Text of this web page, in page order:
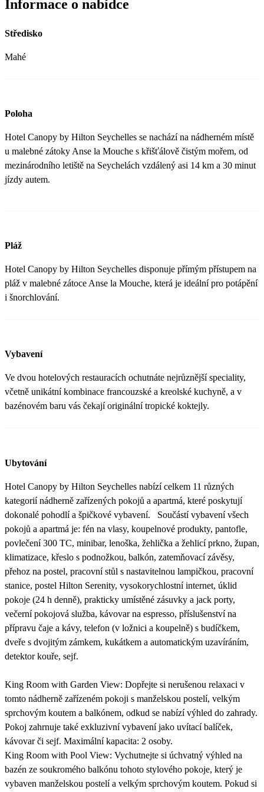
Informace o nabídce
Středisko
Mahé
Poloha
Hotel Canopy by Hilton Seychelles se nachází na nádherném místě
u malebné zátoky Anse la Mouche s křišťálově čistým mořem, od
mezinárodního letiště na Seychelách vzdálený asi 14 km a 30 minut
jízdy autem.
Pláž
Hotel Canopy by Hilton Seychelles disponuje přímým přístupem na
pláž v malebné zátoce Anse la Mouche, která je ideální pro potápění
i šnorchlování.
Vybavení
Ve dvou hotelových restauracích ochutnáte nejrůznější speciality,
včetně unikátní kombinace francouzské a kreolské kuchyně, a v
bazénovém baru vás čekají originální tropické koktejly.
Ubytování
Hotel Canopy by Hilton Seychelles nabízí celkem 11 různých
kategorií nádherně zařízených pokojů a apartmá, které poskytují
dokonalé pohodlí a špičkové vybavení. Součástí vybavení všech
pokojů a apartmá je: fén na vlasy, koupelnové produkty, pantofle,
povlečení 300 TC, minibar, lenoška, žehlička a žehlicí prkno, župan,
klimatizace, křeslo s podnožkou, balkón, zatemňovací závěsy,
přehoz na postel, pracovní stůl s nastavitelnou lampičkou, pracovní
stanice, postel Hilton Serenity, vysokorychlostní internet, úklid
pokoje (24 h denně), prakticky umístěné zásuvky a jack porty,
večerní pokojová služba, kávovar na espresso, příslušenství na
přípravu čaje a kávy, telefon (v ložnici a koupelně) s budíčkem,
dveře s dvojitým zámkem, kukátkem a automatickým uzavíráním,
detektor kouře, sejf.
King Room with Garden View: Dopřejte si nerušenou relaxaci v
tomto nádherně zařízeném pokoji s manželskou postelí, velkým
sprchovým koutem a balkónem, odkud se nabízí výhled do zahrady.
Pokoj zahrnuje také exkluzivní vybavení jako uvítací balíček,
kávovar či sejf. Maximální kapacita: 2 osoby.
King Room with Pool View: Vychutnejte si úchvatný výhled na
bazén ze soukromého balkónu tohoto stylového pokoje, který je
vybaven manželskou postelí a velkým sprchovým koutem. Pokud si